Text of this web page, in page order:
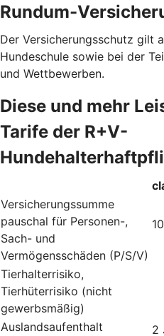
Rundum-
Der Versicherungsschutz gilt
Hundeschule sowie bei der
und Wettbewerben.
Diese und mehr
Tarife der R+V-
Versicherungssumme
pauschal für Personen-,
Sach- und
Vermögensschäden (P/S/V)
Tierhalterrisiko,
Tierhüterrisiko (nicht
gewerbsmäßig)
Auslandsaufenthalt
2